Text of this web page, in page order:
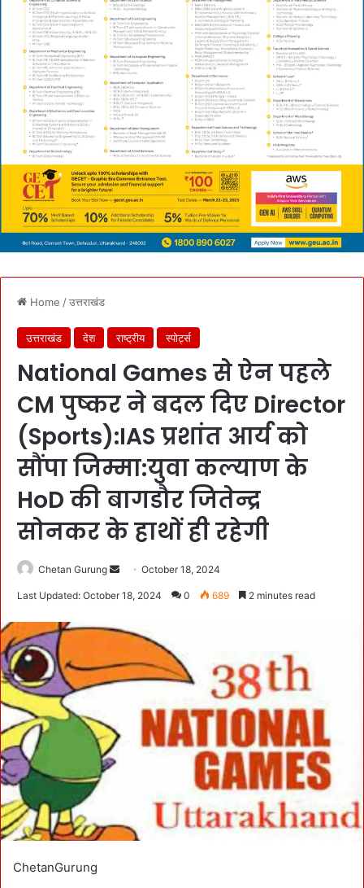
Home /उत्तराखंड
उत्तराखंड देश राष्ट्रीय स्पोर्ट्स
National Games से ऐन पहले
CM पुष्कर ने बदल दिए Director
(Sports):IAS प्रशांत आर्य को
सौंपा जिम्मा:युवा कल्याण के
HoD की बागडौर जितेन्द्र
सोनकर के हाथों ही रहेगी
Chetan Gurung
d
n
e
October 18, 2024
Last Updated: October 18, 2024 0 689 2 minutes read
ChetanGurung